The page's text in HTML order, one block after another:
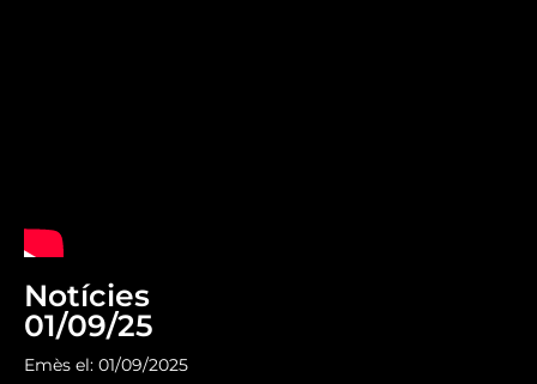
Notícies
01/09/25
Emès el: 01/09/2025